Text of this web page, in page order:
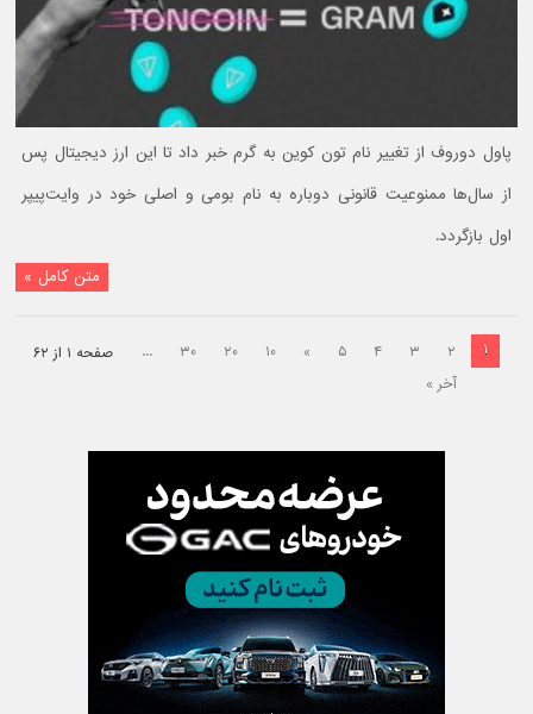
پاول دوروف از تغییر نام تون کوین به گرم خبر داد تا این ارز دیجیتال پس
از سال‌ها ممنوعیت قانونی دوباره به نام بومی و اصلی خود در وایت‌پیپر
اول بازگردد.
متن کامل »
صفحه ۱ از ۶۲ ۱ ۲ ۳ ۴ ۵ » ۱۰ ۲۰ ۳۰
...
آخر »